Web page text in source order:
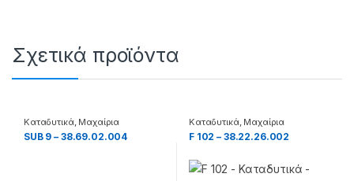
Σχετικά προϊόντα
Καταδυτικά, Μαχαίρια
SUB 9 – 38.69.02.004
Καταδυτικά, Μαχαίρια
F 102 – 38.22.26.002